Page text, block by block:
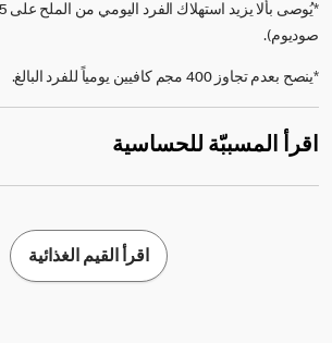
صوديوم).
*ينصح بعدم تجاوز 400 مجم كافيين يومياً للفرد البالغ.
اقرأ المسببّة للحساسية
اقرأ القيم الغذائية